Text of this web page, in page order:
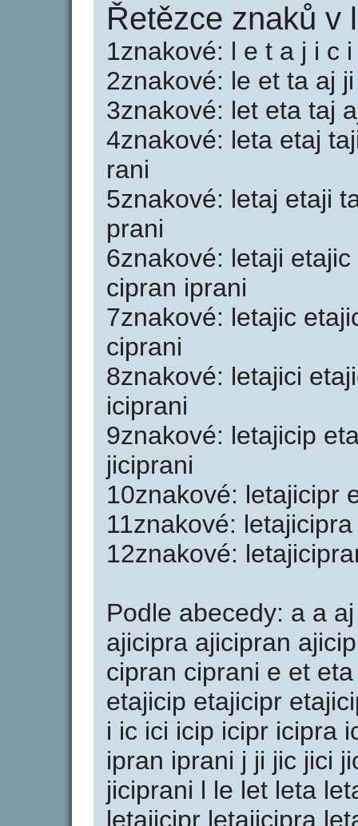
Řetězce znaků v
1znakové: l e t a j i c
2znakové: le et ta aj
3znakové: let eta taj
4znakové: leta etaj
rani
5znakové: letaj etaji
prani
6znakové: letaji
cipran iprani
7znakové: letajic
ciprani
8znakové: letajici
iciprani
9znakové: letajicip
jiciprani
10znakové: letajicipr
11znakové:
12znakové:
Podle abecedy: a a
ajicipra ajicipran
cipran ciprani e et
etajicip etajicipr
i ic ici icip icipr icipra
ipran iprani j ji jic jici
jiciprani l le let leta
letajicipr letajicipra